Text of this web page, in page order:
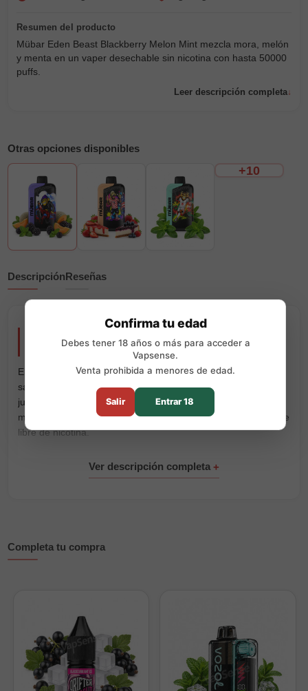
Mübar Eden Beast Blackberry Melon Mint mezcla mora, melón
y menta en un vaper desechable sin nicotina con hasta 50000
puffs.
Leer descripción completa
Otras opciones disponibles
+10
DescripciónReseñas
El Mübar Eden Beast Blackberry Melon Mintcombina el
sabor intenso y ligeramente ácido de la mora con la dulzura
jugosa del melón. La menta refresca el conjunto y deja una
mezcla afrutada, aromática y bien equilibrada, completamente
libre de nicotina.
listo para usar. Su gran autonomía permite disfrutar del sabor
para quienes buscan desechables de larga duración con
sabores intensos y sin nicotina.
Eden Beast
Sabor:mora, melón y menta
Rendimiento:hasta 50000 puffs
Nicotina:0mg, sin nicotina
Completa tu compra
Confirma tu edad
Debes tener 18 años o más para acceder a
Vapsense.
Venta prohibida a menores de edad.
Salir Entrar 18